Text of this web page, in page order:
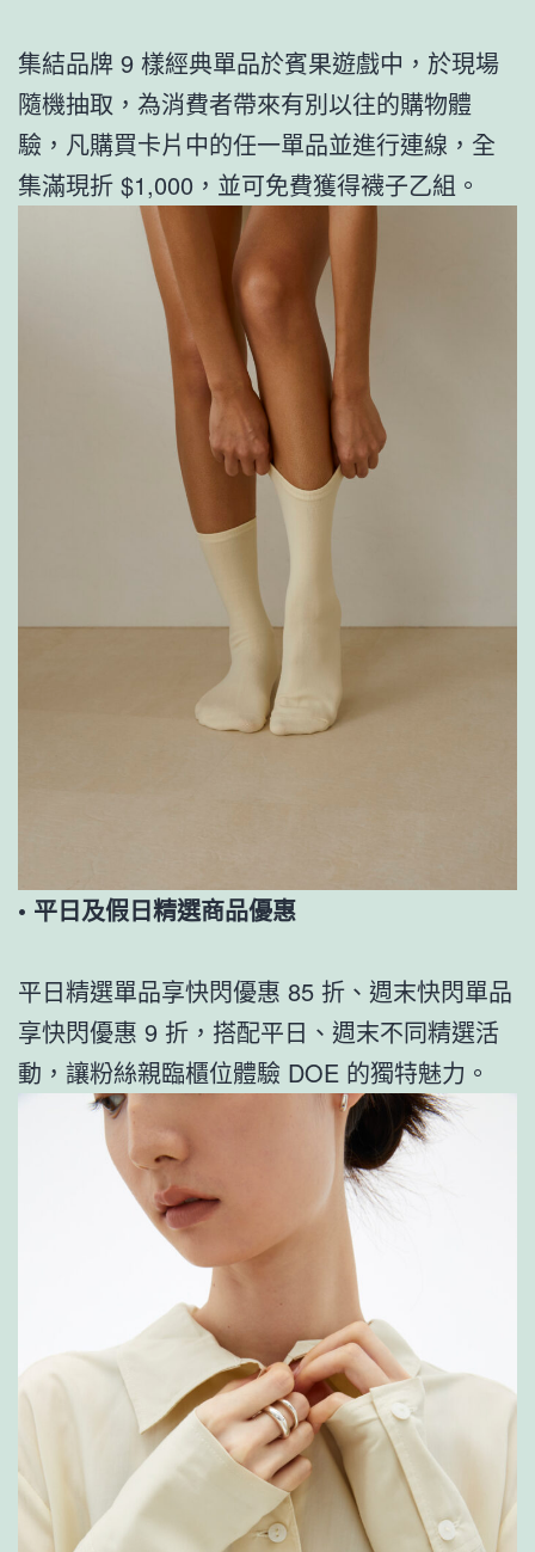
集結品牌 9 樣經典單品於賓果遊戲中，於現場
隨機抽取，為消費者帶來有別以往的購物體
驗，凡購買卡片中的任一單品並進行連線，全
集滿現折 $1,000，並可免費獲得襪子乙組。
• 平日及假日精選商品優惠
平日精選單品享快閃優惠 85 折、週末快閃單品
享快閃優惠 9 折，搭配平日、週末不同精選活
動，讓粉絲親臨櫃位體驗 DOE 的獨特魅力。